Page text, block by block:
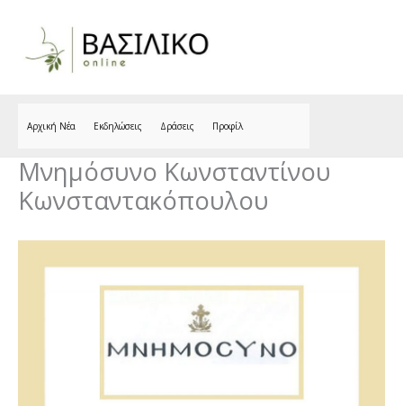
Αρχική Νέα Εκδηλώσεις Δράσεις Προφίλ
Μνημόσυνο Κωνσταντίνου
Κωνσταντακόπουλου